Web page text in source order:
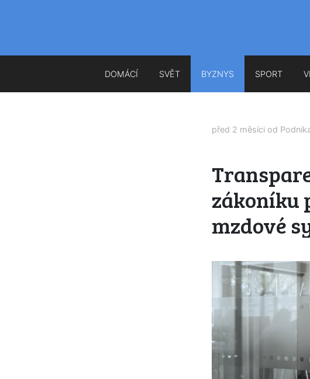
DOMÁCÍ SVĚT BYZNYS SPORT
před 2 měsíci od
zákoníku
mzdové